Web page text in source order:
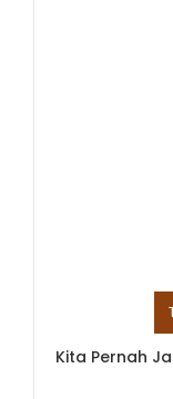
Kita Pernah